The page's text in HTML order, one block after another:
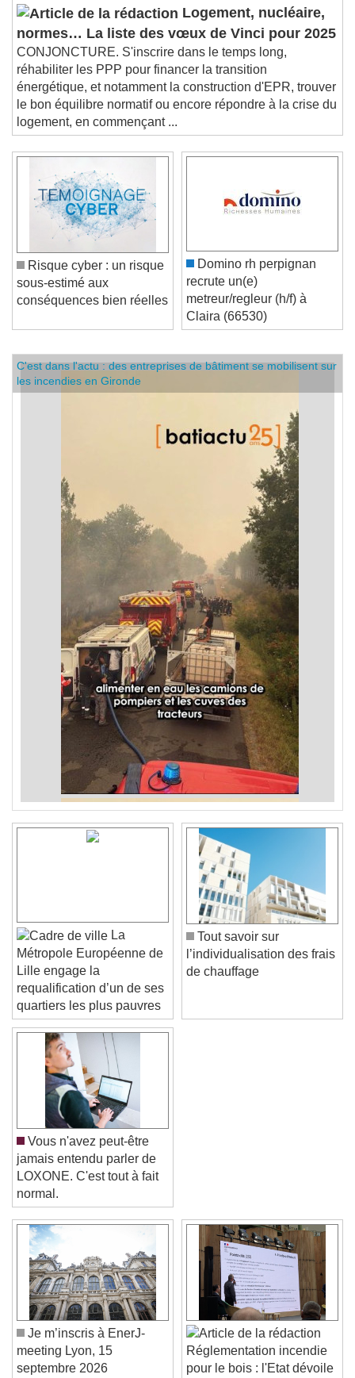
Logement, nucléaire,
normes… La liste des vœux de Vinci pour 2025
CONJONCTURE. S'inscrire dans le temps long,
réhabiliter les PPP pour financer la transition
énergétique, et notamment la construction d'EPR, trouver
le bon équilibre normatif ou encore répondre à la crise du
logement, en commençant ...
Risque cyber : un risque
sous-estimé aux
conséquences bien réelles
Domino rh perpignan
recrute un(e)
metreur/regleur (h/f) à
Claira (66530)
Video Player is loading.
Play
Skip Backward
Skip Forward
Unmute
Current Time0:00
/
Duration -:-
Loaded :0%
Stream Type
C'est dans l'actu : des entreprises de bâtiment se mobilisent sur
les incendies en Gironde
La
Métropole Européenne de
Lille engage la
requalification d’un de ses
quartiers les plus pauvres
Tout savoir sur
l’individualisation des frais
de chauffage
Vous n'avez peut-être
jamais entendu parler de
LOXONE. C'est tout à fait
normal.
Je m’inscris à EnerJ-
meeting Lyon, 15
septembre 2026
Réglementation incendie
pour le bois : l'Etat dévoile